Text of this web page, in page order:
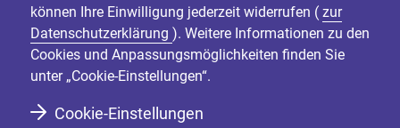
können Ihre Einwilligung jederzeit widerrufen ( zur
Datenschutzerklärung ). Weitere Informationen zu den
Cookies und Anpassungsmöglichkeiten finden Sie
unter „Cookie-Einstellungen“.
Cookie-Einstellungen